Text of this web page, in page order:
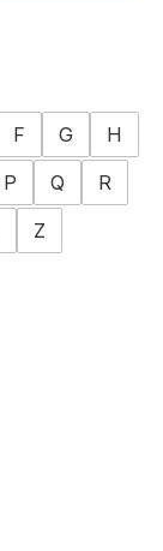
F G
H
P Q
R
Z